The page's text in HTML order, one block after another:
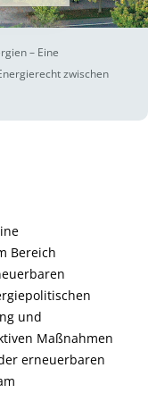
– Eine
zwischen
Bereich
und
Maßnahmen
erneuerbaren